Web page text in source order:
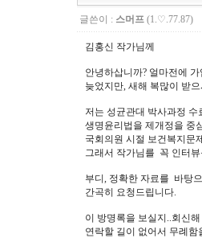
글쓴이 : 스머프 (1.♡.77.87)
김홍신 작가님께
안녕하삽니까? 얼마전에
늦었지만, 새해 복많이 받
저는 성균관대 박사과정
생명윤리법을 제개정을 중
국회의원 시절 보건복지문
그래서 작가님를 꼭 인터
부디, 정확한 자료를 바탕
간곡히 요청드립니다.
이 방명록을 보실지..회신
연락할 길이 없어서 무례